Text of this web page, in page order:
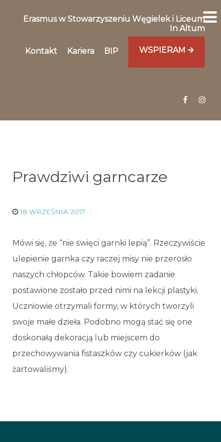
Erasmus w Stowarzyszeniu Węgielek i Liceum
In Altum
Kontakt Kariera BIP WSPIERAM 🡪
Prawdziwi garncarze
18 WRZEŚNIA 2017
Mówi się, że “nie święci garnki lepią”. Rzeczywiście
ulepienie garnka czy raczej misy nie przerosło
naszych chłopców. Takie bowiem zadanie
postawione zostało przed nimi na lekcji plastyki.
Uczniowie otrzymali formy, w których tworzyli
swoje małe dzieła. Podobno mogą stać się one
doskonałą dekoracją lub miejscem do
przechowywania fistaszków czy cukierków (jak
żartowaliśmy).